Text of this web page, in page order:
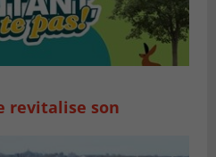
revitalise son